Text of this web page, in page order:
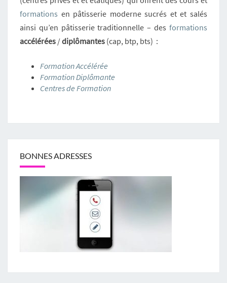
formations en pâtisserie moderne sucrés et et salés
ainsi qu’en pâtisserie traditionnelle – des formations
accélérées /diplômantes (cap, btp, bts) :
Formation Accélérée
Formation Diplômante
Centres de Formation
BONNES ADRESSES